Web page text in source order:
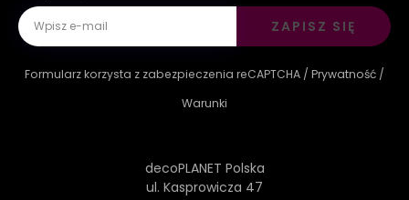
ZAPISZ SIĘ
Formularz korzysta z zabezpieczenia reCAPTCHA / Prywatność /
Warunki
decoPLANET Polska
ul. Kasprowicza 47